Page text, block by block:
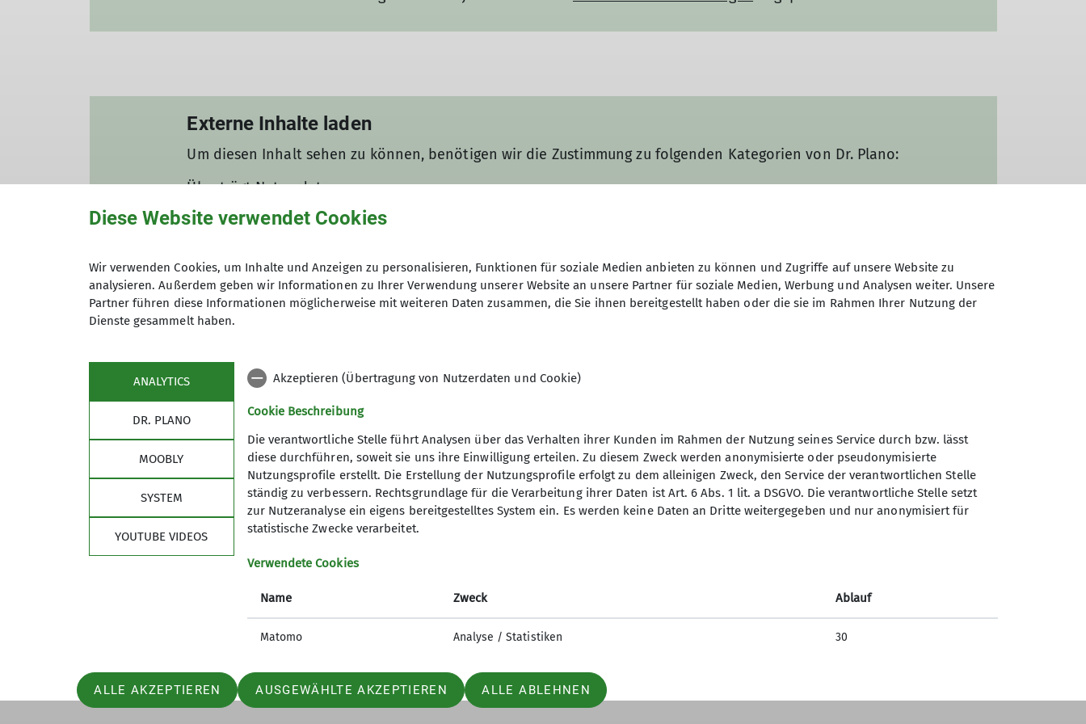
Externe Inhalte laden
Um diesen Inhalt sehen zu können, benötigen wir die Zustimmung zu folgenden Kategorien von Dr. Plano:
Überträgt Nutzerdaten
Technisch notwendig
Gut zu wissen: Die Einstellungen können jederzeit in den Datenschutz-Einstellungen angepasst werden!
Sektion
Ansprechpartner
Mitglied werden
GriffReich
Preise und Abo
Kurse
Niedersachsenhaus
Deutscher Alpenverein
Sektion Hannover e.V.
Peiner Str. 28
Diese Website verwendet Cookies
Wir verwenden Cookies, um Inhalte und Anzeigen zu personalisieren, Funktionen für soziale Medien anbieten zu können und Zugriffe auf unsere Website zu
analysieren. Außerdem geben wir Informationen zu Ihrer Verwendung unserer Website an unsere Partner für soziale Medien, Werbung und Analysen weiter. Unsere
Partner führen diese Informationen möglicherweise mit weiteren Daten zusammen, die Sie ihnen bereitgestellt haben oder die sie im Rahmen Ihrer Nutzung der
Dienste gesammelt haben.
ANALYTICS
DR. PLANO
MOOBLY
SYSTEM
YOUTUBE VIDEOS
Akzeptieren (Übertragung von Nutzerdaten und Cookie)
Cookie Beschreibung
Die verantwortliche Stelle führt Analysen über das Verhalten ihrer Kunden im Rahmen der Nutzung seines Service durch bzw. lässt
diese durchführen, soweit sie uns ihre Einwilligung erteilen. Zu diesem Zweck werden anonymisierte oder pseudonymisierte
Nutzungsprofile erstellt. Die Erstellung der Nutzungsprofile erfolgt zu dem alleinigen Zweck, den Service der verantwortlichen Stelle
ständig zu verbessern. Rechtsgrundlage für die Verarbeitung ihrer Daten ist Art. 6 Abs. 1 lit. a DSGVO. Die verantwortliche Stelle setzt
zur Nutzeranalyse ein eigens bereitgestelltes System ein. Es werden keine Daten an Dritte weitergegeben und nur anonymisiert für
statistische Zwecke verarbeitet.
Verwendete Cookies
Name Zweck Ablauf
Matomo Analyse / Statistiken 30
ALLE AKZEPTIEREN AUSGEWÄHLTE AKZEPTIEREN ALLE ABLEHNEN